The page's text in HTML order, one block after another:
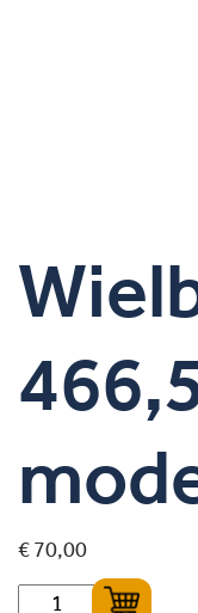
€70,00
Wielbok - laag